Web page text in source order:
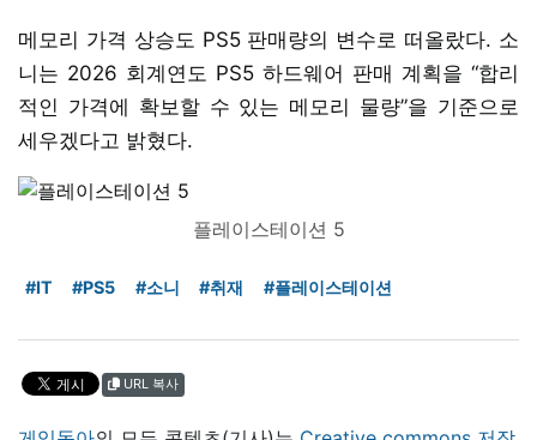
메모리 가격 상승도 PS5 판매량의 변수로 떠올랐다. 소
니는 2026 회계연도 PS5 하드웨어 판매 계획을 “합리
적인 가격에 확보할 수 있는 메모리 물량”을 기준으로
세우겠다고 밝혔다.
플레이스테이션 5
#IT #PS5 #소니 #취재 #플레이스테이션
URL 복사